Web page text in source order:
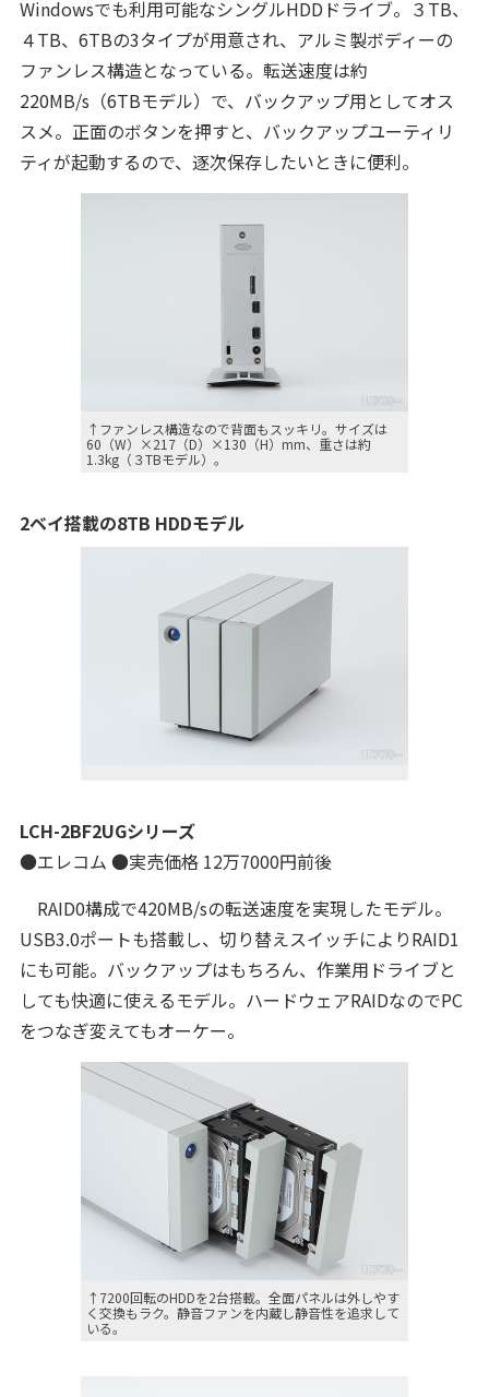
Windowsでも利用可能なシングルHDDドライブ。３TB、
４TB、6TBの3タイプが用意され、アルミ製ボディーの
ファンレス構造となっている。転送速度は約
220MB/s（6TBモデル）で、バックアップ用としてオス
スメ。正面のボタンを押すと、バックアップユーティリ
ティが起動するので、逐次保存したいときに便利。
↑ファンレス構造なので背面もスッキリ。サイズは
60（W）×217（D）×130（H）mm、重さは約
1.3kg（３TBモデル）。
2ベイ搭載の8TB HDDモデル
LCH-2BF2UGシリーズ
●エレコム ●実売価格 12万7000円前後
RAID0構成で420MB/sの転送速度を実現したモデル。
USB3.0ポートも搭載し、切り替えスイッチによりRAID1
にも可能。バックアップはもちろん、作業用ドライブと
しても快適に使えるモデル。ハードウェアRAIDなのでPC
をつなぎ変えてもオーケー。
↑7200回転のHDDを2台搭載。全面パネルは外しやす
く交換もラク。静音ファンを内蔵し静音性を追求して
いる。